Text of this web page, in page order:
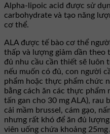
Alpha-lipoic acid được sử
carbohydrate và tạo năng
cơ thể.
ALA được tế bào cơ thể
thấp và lượng giảm dần theo
đủ nhu cầu cần thiết sẽ luôn
nếu muốn có đủ, con người
phẩm hoặc thực phẩm chức
bằng cách ăn các thực
tấn gan cho 30 mg ALA), rau
cải mầm brussel, cám gạo,
nhưng rất khó để ăn đủ
viên uống chứa khoảng